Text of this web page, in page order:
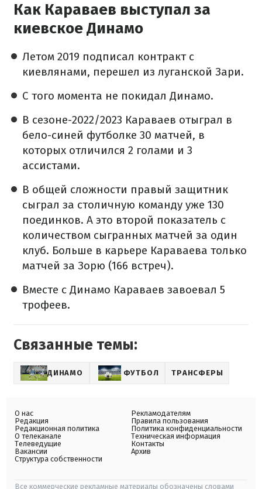
Как Караваев выступал за
киевское Динамо
Летом 2019 подписал контракт с
киевлянами, перешел из луганской Зари.
С того момента не покидал Динамо.
В сезоне-2022/2023 Караваев отыграл в
бело-синей футболке 30 матчей, в
которых отличился 2 голами и 3
ассистами.
В общей сложности правый защитник
сыграл за столичную команду уже 130
поединков. А это второй показатель с
количеством сыгранных матчей за один
клуб. Больше в карьере Караваева только
матчей за Зорю (166 встреч).
Вместе с Динамо Караваев завоевал 5
трофеев.
Связанные темы:
ДИНАМО ФУТБОЛ ТРАНСФЕРЫ
О нас
Редакция
Редакционная политика
О телеканале
Телеведущие
Вакансии
Структура собственности
Рекламодателям
Правила пользования
Политика конфиденциальности
Техническая информация
Контакты
Архив
Все коммерческие рекламные материалы обозначены словами